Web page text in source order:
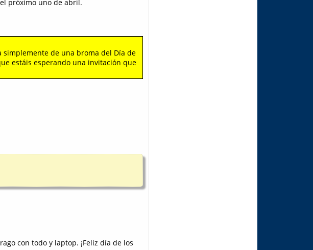
próximo uno de abril.
de una broma del Día de
estáis esperando una invitación que
con todo y laptop. ¡Feliz día de los